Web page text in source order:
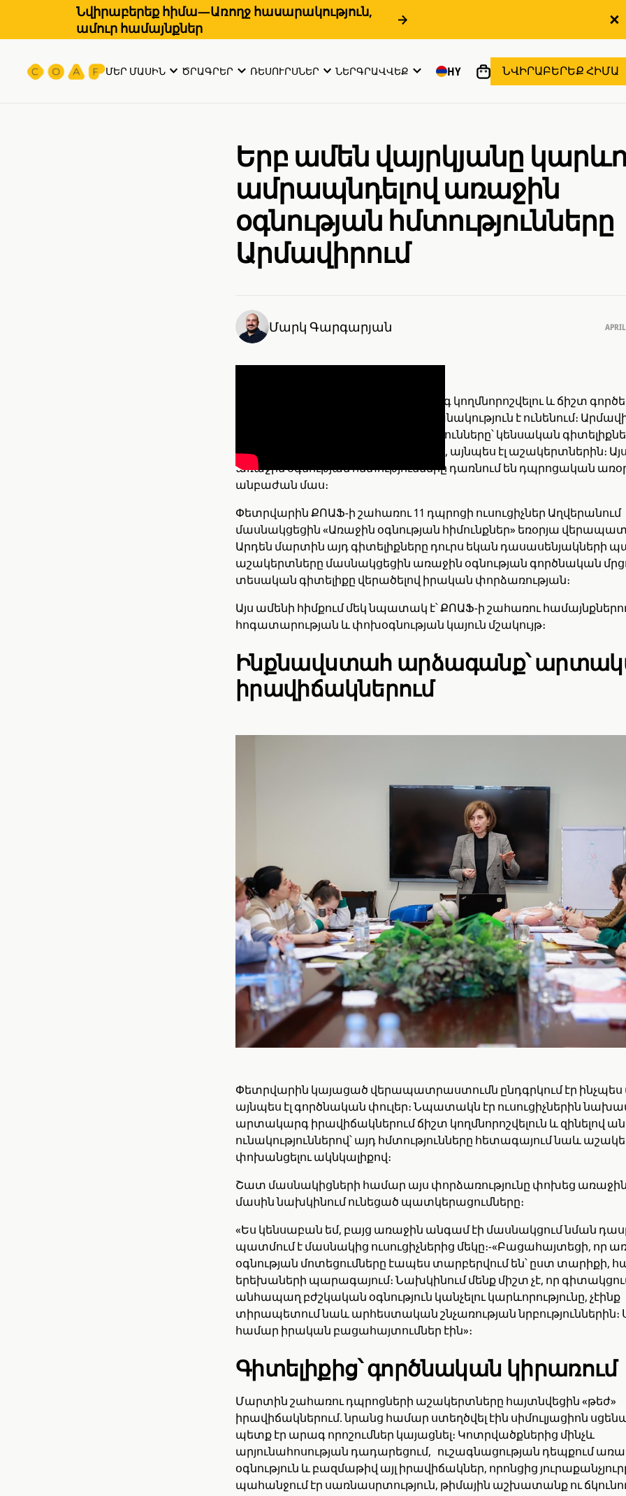
Նվիրաբերեք հիմա—Առողջ հասարակություն,
ամուր համայնքներ
ՄԵՐ ՄԱՍԻՆ ԾՐԱԳՐԵՐ ՌԵՍՈՒՐՍՆԵՐ ՆԵՐԳՐԱՎՎԵՔ HY ՆՎԻՐԱԲԵՐԵՔ ՀԻՄԱ
Երբ ամեն վայրկյանը
ամրապնդելով առաջին
օգնության հմտությունները
Արմավիրում
Մարկ Գարգարյան
Արտակարգ իրավիճակներում արագ կողմնորոշվելու և ճիշտ
ունակությունը հաճախ վճռորոշ նշանակություն է ունենում։
ՔՈԱՖ-ն ամրապնդում է այս հմտությունները՝ կենսական
փոխանցելով ինչպես ուսուցիչներին, այնպես էլ աշակերտներին։
առաջին օգնության հմտությունները դառնում են դպրոցական
անբաժան մաս։
Փետրվարին ՔՈԱՖ-ի շահառու 11 դպրոցի ուսուցիչներ Աղվերանում
մասնակցեցին «Առաջին օգնության հիմունքներ» եռօրյա
Արդեն մարտին այդ գիտելիքները դուրս եկան դասասենյակների
աշակերտները մասնակցեցին առաջին օգնության գործնական
տեսական գիտելիքը վերածելով իրական փորձառության։
Այս ամենի հիմքում մեկ նպատակ է՝ ՔՈԱՖ-ի շահառու
հոգատարության և փոխօգնության կայուն մշակույթ։
Ինքնավստահ արձագանք՝
իրավիճակներում
Փետրվարին կայացած վերապատրաստումն ընդգրկում էր
այնպես էլ գործնական փուլեր։ Նպատակն էր ուսուցիչներին
արտակարգ իրավիճակներում ճիշտ կողմնորոշվելուն և զինելով
ունակություններով՝ այդ հմտությունները հետագայում նաև
փոխանցելու ակնկալիքով։
Շատ մասնակիցների համար այս փորձառությունը փոխեց առաջին
մասին նախկինում ունեցած պատկերացումները։
«Ես կենսաբան եմ, բայց առաջին անգամ էի մասնակցում նման
պատմում է մասնակից ուսուցիչներից մեկը։-«Բացահայտեցի, որ
օգնության մոտեցումները էապես տարբերվում են՝ ըստ տարիքի,
երեխաների պարագայում։ Նախկինում մենք միշտ չէ, որ
անհապաղ բժշկական օգնություն կանչելու կարևորությունը, չէինք
տիրապետում նաև արհեստական շնչառության նրբություններին։
համար իրական բացահայտումներ էին»։
Գիտելիքից՝ գործնական կիրառում
Մարտին շահառու դպրոցների աշակերտները հայտնվեցին «թեժ»
իրավիճակներում. նրանց համար ստեղծվել էին սիմուլյացիոն
պետք էր արագ որոշումներ կայացնել։ Կոտրվածքներից մինչև
արյունահոսության դադարեցում, ուշագնացության դեպքում
օգնություն և բազմաթիվ այլ իրավիճակներ, որոնցից
պահանջում էր սառնասրտություն, թիմային աշխատանք ու